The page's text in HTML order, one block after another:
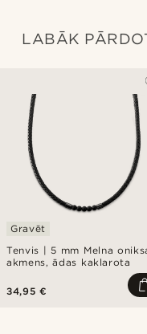
LABĀK
Tenvis | 5 mm Melna
akmens, ādas kaklarota
Gravēt
34,95 €